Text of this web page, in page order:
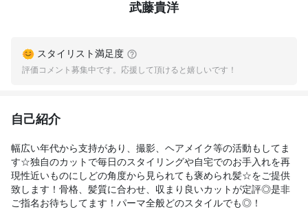
武藤貴洋
スタイリスト満足度
評価コメント募集中です。応援して頂けると嬉しいです！
自己紹介
幅広い年代から支持があり、撮影、ヘアメイク等の活動もしてま
す☆独自のカットで毎日のスタイリングや自宅でのお手入れを再
現性近いものにしどの角度から見られても褒められ髪☆をご提供
致します！骨格、髪質に合わせ、収まり良いカットが定評◎是非
ご指名お待ちしてます！パーマ全般どのスタイルでも◎！